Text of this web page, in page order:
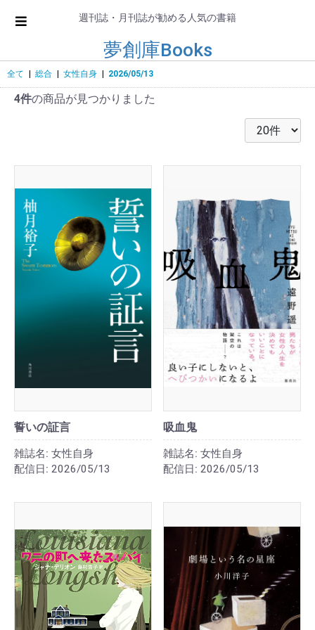
週刊誌・月刊誌が勧める人気の書籍
夢創庫Books
全て 総合 女性自身 2026/05/13
4件の商品が見つかりました
誓いの証言
雑誌名: 女性自身
配信日: 2026/05/13
吸血鬼
雑誌名: 女性自身
配信日: 2026/05/13